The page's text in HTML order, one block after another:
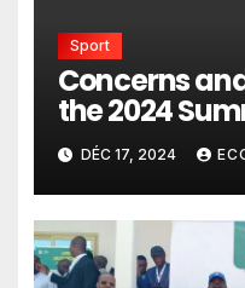
Sport
Concerns
the 2024
DÉC 17, 2024